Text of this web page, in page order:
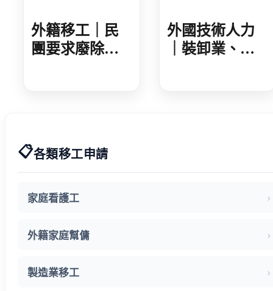
外籍移工｜民
團要求廢除家
外國技術人力
｜裝卸業、集
📋各類移工申請
家庭看護工
外籍家庭幫傭
製造業移工